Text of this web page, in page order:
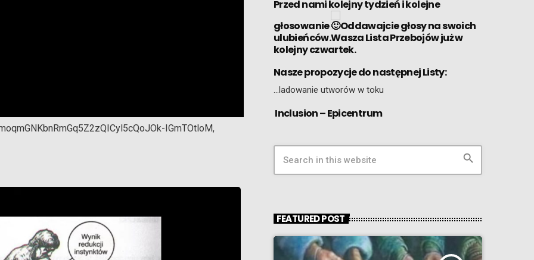
IGmTOtloM,
Przed nami kolejny tydzień i kolejne
głosowanie
Oddawajcie głosy na swoich
ulubieńców.Wasza Lista Przebojów już w
kolejny czwartek.
Nasze propozycje do następnej Listy:
…ladowanie utworów w toku
Inclusion – Epicentrum
search
FEATURED POST